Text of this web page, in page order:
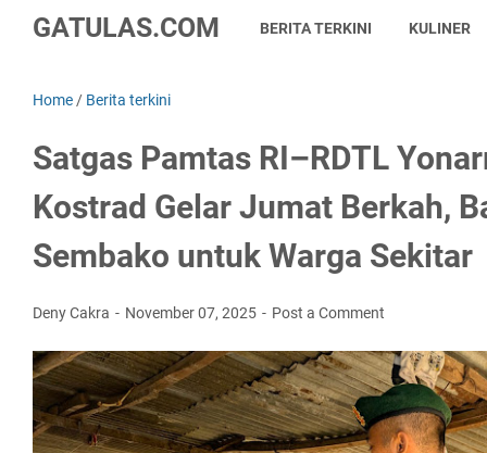
GATULAS.COM BERITA TERKINI KULINER
Home / Berita terkini
Satgas Pamtas RI–RDTL
Kostrad Gelar Jumat Berkah,
Sembako untuk Warga Sekitar
Deny Cakra November 07, 2025 Post a Comment